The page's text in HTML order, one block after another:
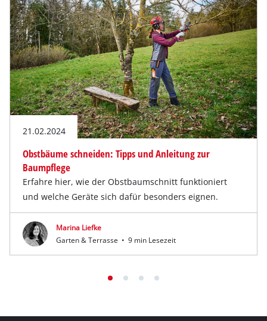
21.02.2024
Obstbäume schneiden: Tipps und Anleitung zur
Baumpflege
Erfahre hier, wie der Obstbaumschnitt funktioniert
und welche Geräte sich dafür besonders eignen.
Marina Liefke
Garten & Terrasse • 9 min Lesezeit